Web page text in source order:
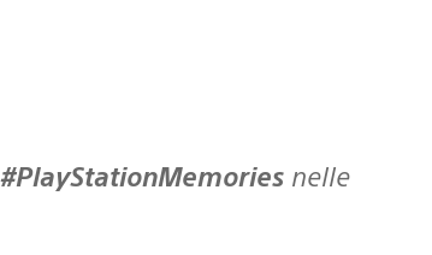
#PlayStationMemories nelle